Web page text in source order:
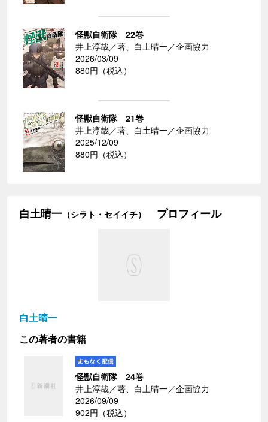
怪獣自衛隊 22巻
井上淳哉／著、白土晴一／企画協力
2026/03/09
880円（税込）
怪獣自衛隊 21巻
井上淳哉／著、白土晴一／企画協力
2025/12/09
880円（税込）
白土晴一 （シラト・セイイチ） プロフィール
白土晴一
この著者の書籍
怪獣自衛隊 24巻
井上淳哉／著、白土晴一／企画協力
2026/09/09
902円（税込）